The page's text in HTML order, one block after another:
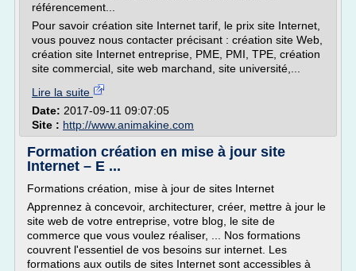
référencement...
Pour savoir création site Internet tarif, le prix site Internet,
vous pouvez nous contacter précisant : création site Web,
création site Internet entreprise, PME, PMI, TPE, création
site commercial, site web marchand, site université,...
Lire la suite
Date: 2017-09-11 09:07:05
Site : http://www.animakine.com
Formation création en mise à jour site
Internet – E ...
Formations création, mise à jour de sites Internet
Apprennez à concevoir, architecturer, créer, mettre à jour le
site web de votre entreprise, votre blog, le site de
commerce que vous voulez réaliser, ... Nos formations
couvrent l'essentiel de vos besoins sur internet. Les
formations aux outils de sites Internet sont accessibles à